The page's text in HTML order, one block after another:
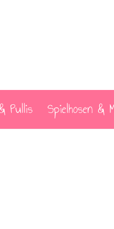
Pullis Spielhosen &